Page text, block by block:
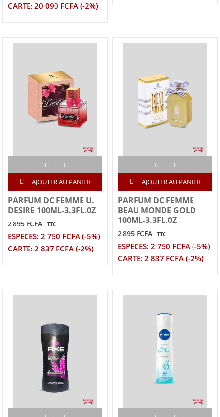
CARTE: 20 090 FCFA (-2%)
AJOUTER AU PANIER
PARFUM DC FEMME U.
DESIRE 100ML-3.3FL.0Z
2 895 FCFA TTC
ESPECES: 2 750 FCFA (-5%)
CARTE: 2 837 FCFA (-2%)
AJOUTER AU PANIER
PARFUM DC FEMME
BEAU MONDE GOLD
100ML-3.3FL.0Z
2 895 FCFA TTC
ESPECES: 2 750 FCFA (-5%)
CARTE: 2 837 FCFA (-2%)